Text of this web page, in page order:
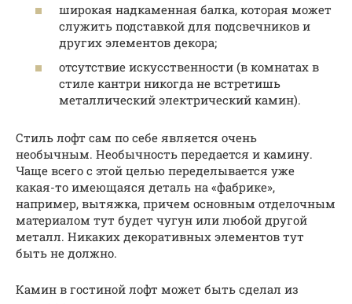
широкая надкаменная балка, которая может
служить подставкой для подсвечников и
других элементов декора;
отсутствие искусственности (в комнатах в
стиле кантри никогда не встретишь
металлический электрический камин).
Стиль лофт сам по себе является очень
необычным. Необычность передается и камину.
Чаще всего с этой целью переделывается уже
какая-то имеющаяся деталь на «фабрике»,
например, вытяжка, причем основным отделочным
материалом тут будет чугун или любой другой
металл. Никаких декоративных элементов тут
быть не должно.
Камин в гостиной лофт может быть сделал из